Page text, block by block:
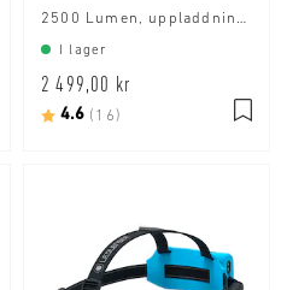
2500 Lumen, uppladdningsbart batteri
I lager
2 499,00 kr
Betyg:
4.6 (16) utav 5 stjärnor